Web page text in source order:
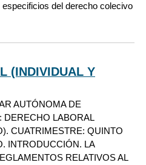
del derecho colecivo
(INDIVIDUAL Y
AUTÓNOMA DE
DERECHO LABORAL
CUATRIMESTRE: QUINTO
INTRODUCCIÓN. LA
RELATIVOS AL